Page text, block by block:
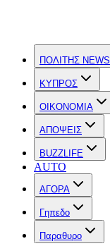
ΠΟΛΙΤΗΣ NEWS
ΚΥΠΡΟΣ
OIKONOMIA
ΑΠΟΨΕΙΣ
BUZZLIFE
AUTO
ΑΓΟΡΑ
Γηπεδο
Παραθυρο